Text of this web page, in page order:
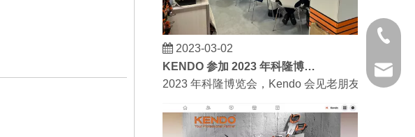
2023 年科隆博览会，Kendo 会见老朋友和结交新
021